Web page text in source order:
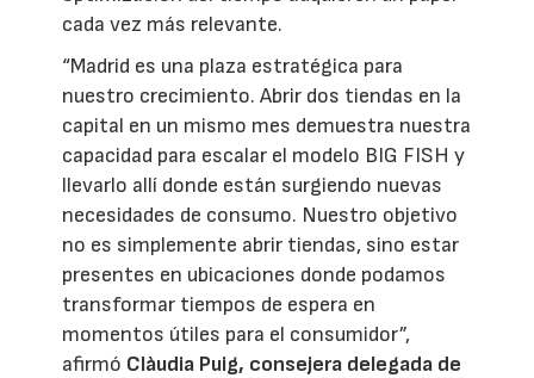
cada vez más relevante.
“Madrid es una plaza estratégica para
nuestro crecimiento. Abrir dos tiendas en la
capital en un mismo mes demuestra nuestra
capacidad para escalar el modelo BIG FISH y
llevarlo allí donde están surgiendo nuevas
necesidades de consumo. Nuestro objetivo
no es simplemente abrir tiendas, sino estar
presentes en ubicaciones donde podamos
transformar tiempos de espera en
momentos útiles para el consumidor”,
afirmó Clàudia Puig, consejera delegada de